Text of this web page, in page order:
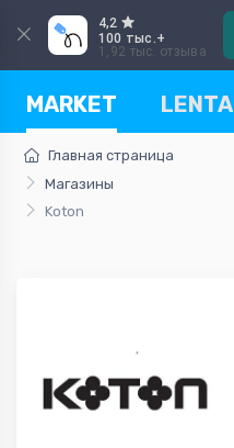
4,2
100 тыс.+
1,92 тыс. отзыва
MARKET LENTA
Главная страница
Магазины
Koton